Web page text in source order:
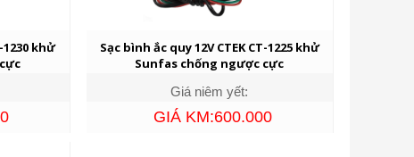
1230 khử
Sạc bình ắc quy 12V CTEK CT-1225 khử
Sunfas chống ngược cực
Giá niêm yết:
GIÁ KM:600.000